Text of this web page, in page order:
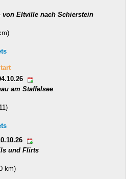
von Eltville nach Schierstein
am Staffelsee
und Flirts
km)